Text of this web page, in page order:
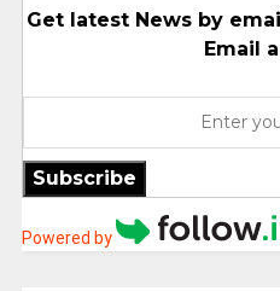
Get latest News by
Email
Subscribe
Powered by